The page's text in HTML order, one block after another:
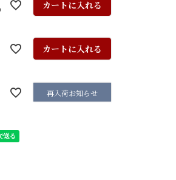
カートに入れる
カートに入れる
再入荷お知らせ